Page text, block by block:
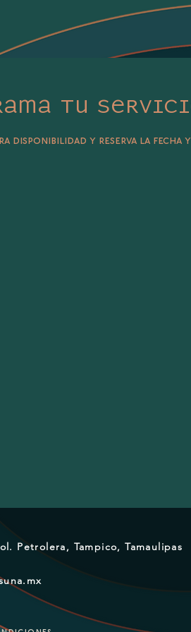
tu
disponibilidad y reserva la fecha
Petrolera, Tampico, Tamaulipas